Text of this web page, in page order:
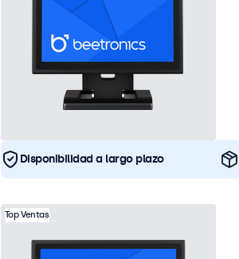
Disponibilidad a largo plazo
Top Ventas